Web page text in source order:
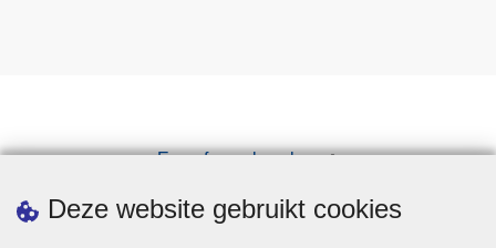
Deze website gebruikt cookies
Een afspraak maken
Downloads